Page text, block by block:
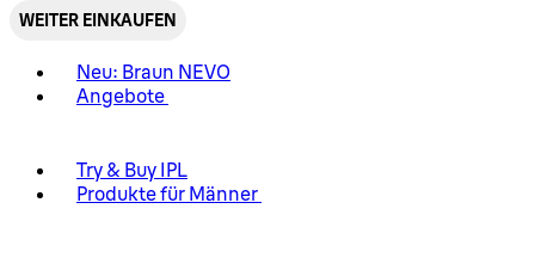
WEITER EINKAUFEN
Neu: Braun NEVO
Angebote
Try & Buy IPL
Produkte für Männer